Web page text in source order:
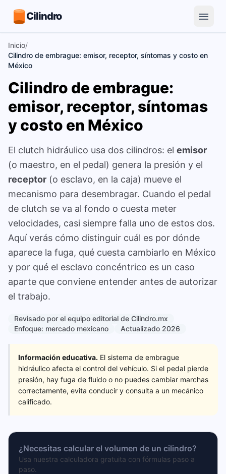
Cilindro
Inicio/
Cilindro de embrague: emisor, receptor, síntomas y costo en
México
Cilindro de embrague:
emisor, receptor, síntomas
y costo en México
El clutch hidráulico usa dos cilindros: el emisor
(o maestro, en el pedal) genera la presión y el
receptor (o esclavo, en la caja) mueve el
mecanismo para desembragar. Cuando el pedal
de clutch se va al fondo o cuesta meter
velocidades, casi siempre falla uno de estos dos.
Aquí verás cómo distinguir cuál es por dónde
aparece la fuga, qué cuesta cambiarlo en México
y por qué el esclavo concéntrico es un caso
aparte que conviene entender antes de autorizar
el trabajo.
Revisado por el equipo editorial de Cilindro.mx
Enfoque: mercado mexicano
Actualizado 2026
Información educativa. El sistema de embrague
hidráulico afecta el control del vehículo. Si el pedal pierde
presión, hay fuga de fluido o no puedes cambiar marchas
correctamente, evita conducir y consulta a un mecánico
calificado.
¿Necesitas calcular el volumen de un cilindro?
Usa nuestra calculadora gratuita con fórmulas paso a
paso.